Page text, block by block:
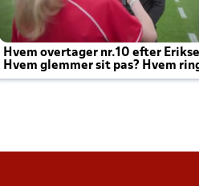
Hvem overtager nr.10 efter
Hvem glemmer sit pas? Hvem
Joachim altid til efter kampe?